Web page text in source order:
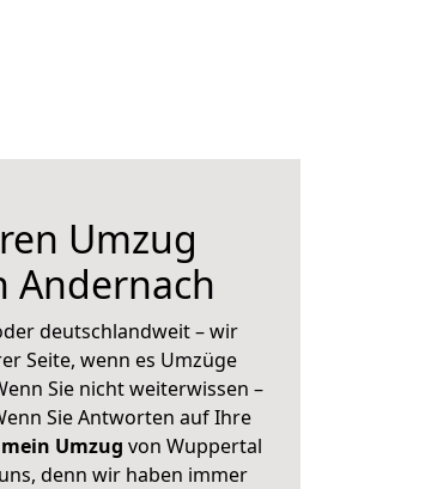
Umzug
Andernach
deutschlandweit – wir
Seite, wenn es Umzüge
Sie nicht weiterwissen –
Sie Antworten auf Ihre
Umzug von Wuppertal
denn wir haben immer